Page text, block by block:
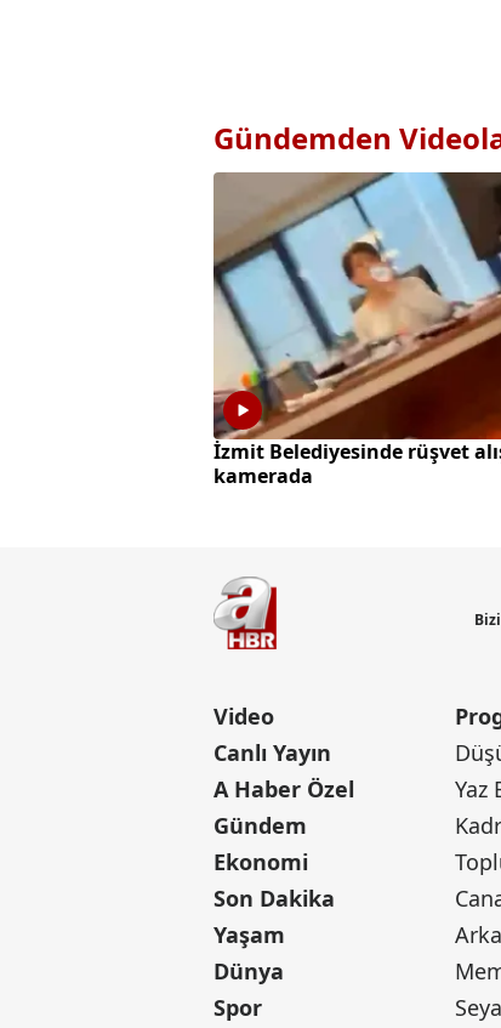
Gündemden
İzmit Belediyesinde rüşvet
kamerada
Video
Canlı Yayın
A Haber Özel
Gündem
Ekonomi
Son Dakika
Yaşam
Dünya
Spor
Yaz